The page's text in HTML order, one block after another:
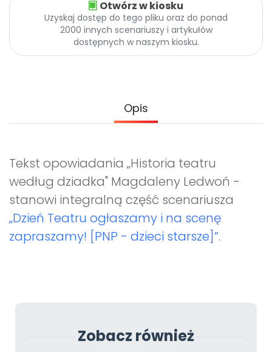
Archiwalne numery
Pomoc
Promocje
Otwórz w kiosku
Uzyskaj dostęp do tego pliku oraz do ponad
2000 innych scenariuszy i artykułów
dostępnych w naszym kiosku.
Opis
Tekst opowiadania „Historia teatru
według dziadka" Magdaleny Ledwoń -
stanowi integralną część scenariusza
„Dzień Teatru ogłaszamy i na scenę
zapraszamy! [PNP - dzieci starsze]”.
Zobacz również